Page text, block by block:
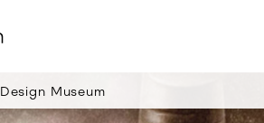
Design Museum